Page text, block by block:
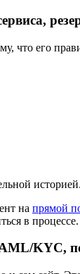
его
историей.
на прямой
в процессе.
KYC,